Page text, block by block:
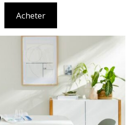
Acheter